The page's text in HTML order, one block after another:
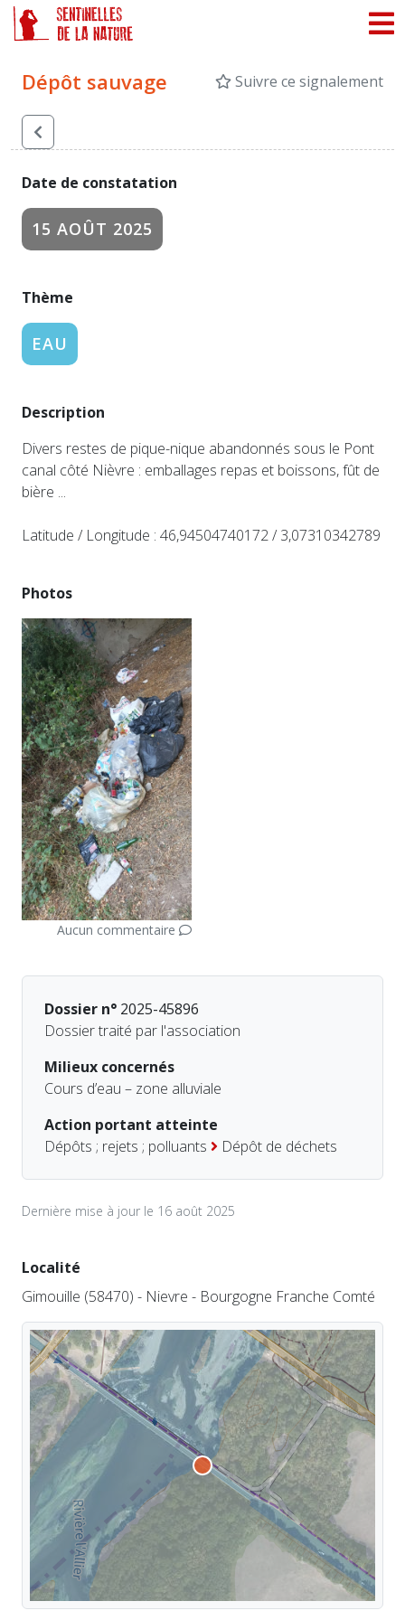
Dépôt sauvage Suivre ce signalement
Date de constatation
15 AOÛT 2025
Thème
EAU
Description
Divers restes de pique-nique abandonnés sous le Pont
canal côté Nièvre : emballages repas et boissons, fût de
bière ...
Latitude / Longitude : 46,94504740172 / 3,07310342789
Photos
Aucun commentaire
Dossier n° 2025-45896
Dossier traité par l'association
Milieux concernés
Cours d’eau – zone alluviale
Action portant atteinte
Dépôts ; rejets ; polluants
Dépôt de déchets
Dernière mise à jour le 16 août 2025
Localité
Gimouille (58470) - Nievre - Bourgogne Franche Comté
Panneau de gestion des cookies